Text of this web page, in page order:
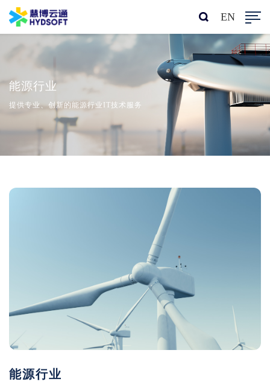
EN
能源行业
提供专业、创新的能源行业IT技术服务
能源行业